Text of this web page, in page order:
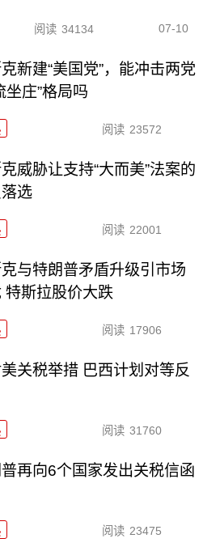
阅读 34134 07-10
新建“美国党”，能冲击两党
坐庄”格局吗
阅读 23572
威胁让支持“大而美”法案的
选
阅读 22001
与特朗普矛盾升级引市场
特斯拉股价大跌
阅读 17906
关税举措 巴西计划对等反
阅读 31760
再向6个国家发出关税信函
阅读 23475